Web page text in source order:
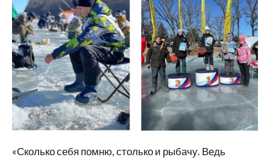
«Сколько себя помню, столько и рыбачу. Ведь